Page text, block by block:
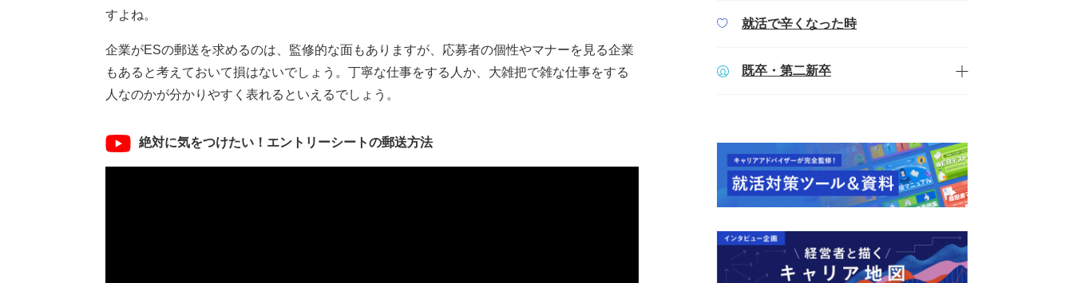
すよね。
企業がESの郵送を求めるのは、監修的な面もありますが、応募者の個性やマナーを見る企業
もあると考えておいて損はないでしょう。丁寧な仕事をする人か、大雑把で雑な仕事をする
人なのかが分かりやすく表れるといえるでしょう。
絶対に気をつけたい！エントリーシートの郵送方法
就活で辛くなった時
既卒・第二新卒